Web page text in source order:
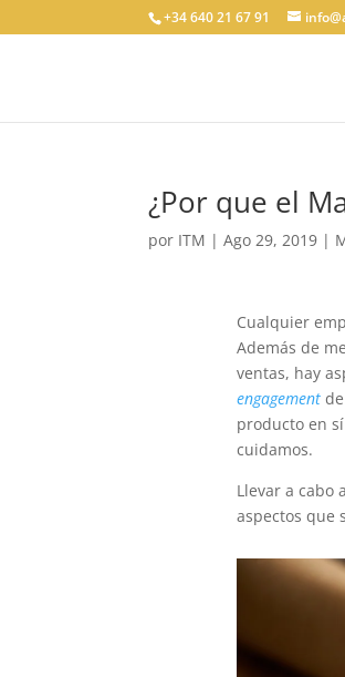
+34 640 21 67 91
¿Por que el
por ITM |Ago 29, 2019 |
Cualquier
Además de
ventas, hay
engagementde
producto en
cuidamos.
Llevar a cabo
aspectos que